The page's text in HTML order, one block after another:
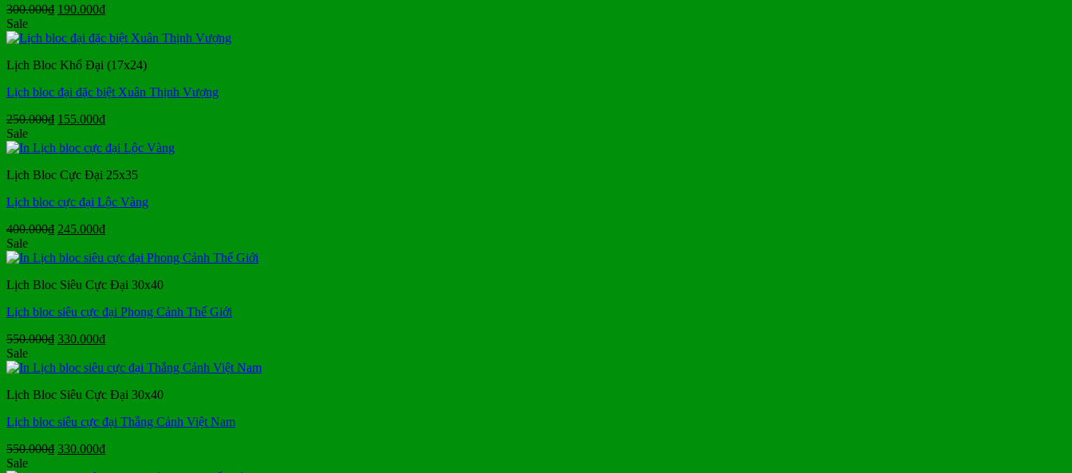
300.000₫ Giá
là:
190.000₫Giá
tại
190.000₫.
Sale
Lịch Bloc Khổ Đại (17x24)
Lịch bloc đại đặc biệt Xuân Thịnh Vượng
250.000₫ Giá
là:
155.000₫Giá
tại
155.000₫.
Sale
Lịch Bloc Cực Đại 25x35
Lịch bloc cực đại Lộc Vàng
400.000₫ Giá
là:
245.000₫Giá
tại
245.000₫.
Sale
Lịch Bloc Siêu Cực Đại 30x40
Lịch bloc siêu cực đại Phong Cảnh Thế Giới
550.000₫ Giá
là:
330.000₫Giá
tại
330.000₫.
Sale
Lịch Bloc Siêu Cực Đại 30x40
Lịch bloc siêu cực đại Thắng Cảnh Việt Nam
550.000₫ Giá
330.000₫Giá
Sale